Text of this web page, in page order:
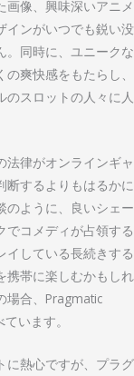
画像、興味深いアニメ
インがいつでも鋭い没
。同時に、ユニークな
爽快感をもたらし、
のスロットの人々に人
法律がオンラインギャ
断するよりもはるかに
のように、良いシェー
でコメディが占領する
イしている長続きする
携帯に楽しむかもしれ
場合、Pragmatic
います。
に熱心ですが、プラグ